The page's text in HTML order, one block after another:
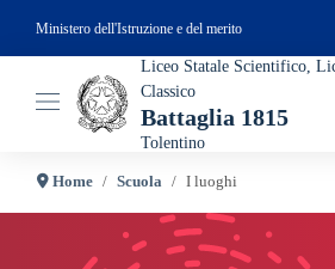
Ministero dell'Istruzione e del merito
Liceo Statale Scientifico,
Classico
Battaglia 1815
Tolentino
Home Scuola I luoghi